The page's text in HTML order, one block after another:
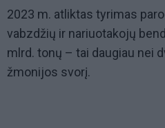
2023 m. atliktas tyrimas
vabzdžių ir nariuotakojų
mlrd. tonų – tai daugiau nei
žmonijos svorį.